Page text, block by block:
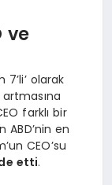
ve
olarak
artmasına
farklı bir
ABD’nin en
CEO’su
etti.